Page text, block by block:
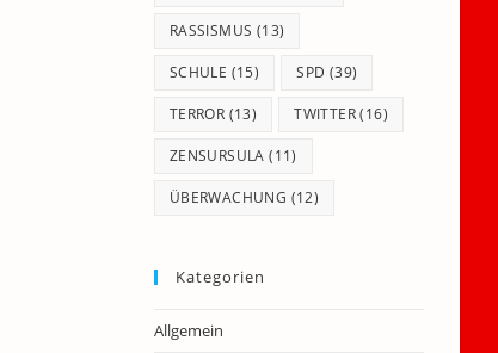
RASSISMUS (13)
SCHULE (15) SPD (39)
TERROR (13) TWITTER(16)
ZENSURSULA (11)
ÜBERWACHUNG (12)
Kategorien
Allgemein